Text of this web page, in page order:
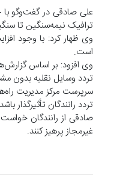
علی صادقی در گفت‌وگو با
ترافیک نیمه‌سنگین تا
وی ظهار کرد: با وجود
است.
وی افزود: بر اساس
تردد وسایل نقلیه بدون
سرپرست مرکز مدیریت
تردد رانندگان تأثیرگذار
صادقی از رانندگان
غیرمجاز پرهیز کنند.